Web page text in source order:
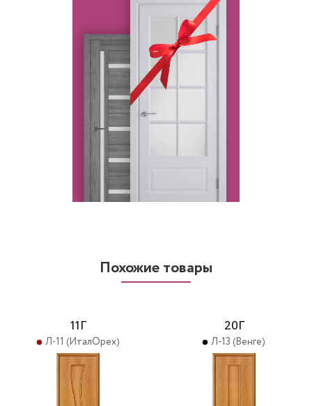
Похожие товары
11Г
Л-11 (ИталОрех)
20Г
Л-13 (Венге)